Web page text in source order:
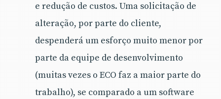
e redução de custos. Uma solicitação de
alteração, por parte do cliente,
despenderá um esforço muito menor por
parte da equipe de desenvolvimento
(muitas vezes o ECO faz a maior parte do
trabalho), se comparado a um software